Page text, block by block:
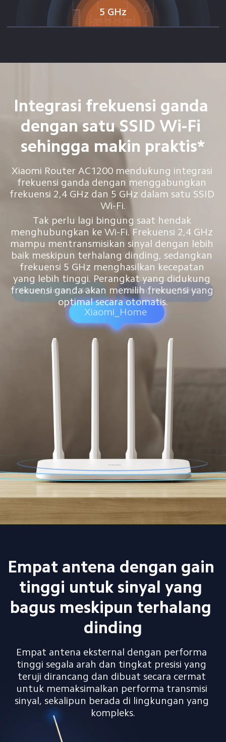
5 GHz
Integrasi frekuensi ganda
dengan satu SSID Wi-Fi
sehingga makin praktis*
Xiaomi Router AC1200 mendukung integrasi
frekuensi ganda dengan menggabungkan
frekuensi 2,4 GHz dan 5 GHz dalam satu SSID
Wi-Fi.
Tak perlu lagi bingung saat hendak
menghubungkan ke Wi-Fi. Frekuensi 2,4 GHz
mampu mentransmisikan sinyal dengan lebih
baik meskipun terhalang dinding, sedangkan
frekuensi 5 GHz menghasilkan kecepatan
yang lebih tinggi. Perangkat yang didukung
frekuensi ganda akan memilih frekuensi yang
optimal secara otomatis.
Xiaomi_Home_2.4GHz Xiaomi_Home_5GHz
Xiaomi_Home
Empat antena dengan gain
tinggi untuk sinyal yang
bagus meskipun terhalang
dinding
Empat antena eksternal dengan performa
tinggi segala arah dan tingkat presisi yang
teruji dirancang dan dibuat secara cermat
untuk memaksimalkan performa transmisi
sinyal, sekalipun berada di lingkungan yang
kompleks.